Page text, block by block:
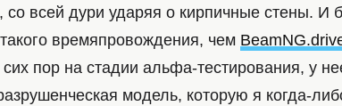
со всей дури ударяя о кирпичные стены. И
времяпровождения, чем
пор на стадии альфа-тестирования, у
модель, которую я когда-